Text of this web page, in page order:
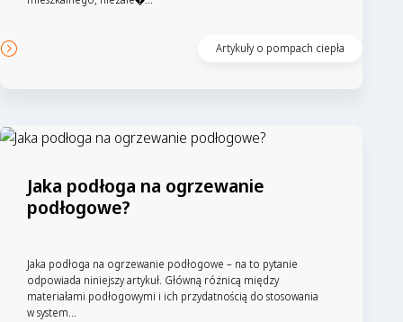
Artykuły o pompach ciepła
Jaka podłoga na ogrzewanie
podłogowe?
Jaka podłoga na ogrzewanie podłogowe – na to pytanie
odpowiada niniejszy artykuł. Główną różnicą między
materiałami podłogowymi i ich przydatnością do stosowania
w system...